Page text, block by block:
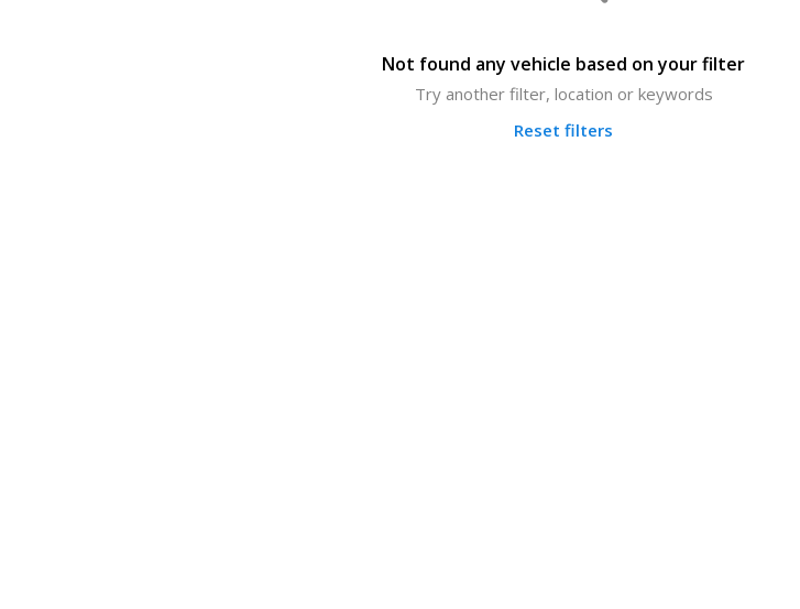
Not found any vehicle based on your filter
Try another filter, location or keywords
Reset filters